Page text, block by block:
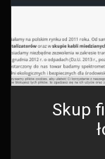
Skup